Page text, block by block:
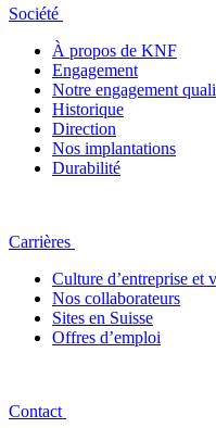
Société
À propos de KNF
Engagement
Notre engagement
Historique
Direction
Nos implantations
Durabilité
Carrières
Culture d’entreprise et
Nos collaborateurs
Sites en Suisse
Offres d’emploi
Contact